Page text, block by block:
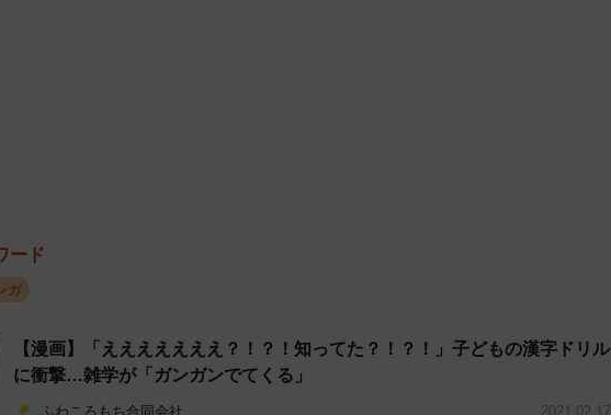
ード
ガ
【漫画】「えええええええ？！？！知ってた？！？！」子どもの漢字ドリル
に衝撃…雑学が「ガンガンでてくる」
ふわころもち合同会社 2021.02.17